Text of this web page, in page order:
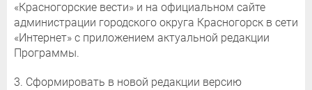
«Красногорские вести» и на официальном сайте
администрации городского округа Красногорск в сети
«Интернет» с приложением актуальной редакции
Программы.
3. Сформировать в новой редакции версию